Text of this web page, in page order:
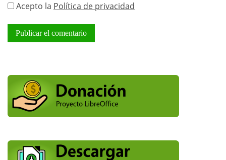
Acepto la Política de privacidad